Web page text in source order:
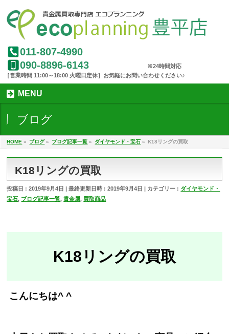
011-807-4990
090-8896-6143
MENU
ブログ
HOME » ブログ» ブログ記事一覧 » ダイヤモンド・宝石 » K18リングの買取
K18リングの買取
投稿日 : 2019年9月4日 最終更新日時 : 2019年9月4日 カテゴリー : ダイヤモンド・
宝石, ブログ記事一覧,貴金属, 買取商品
K18リングの買取
こんにちは^ ^